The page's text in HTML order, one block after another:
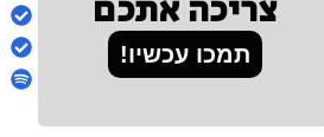
תמכו עכשיו!